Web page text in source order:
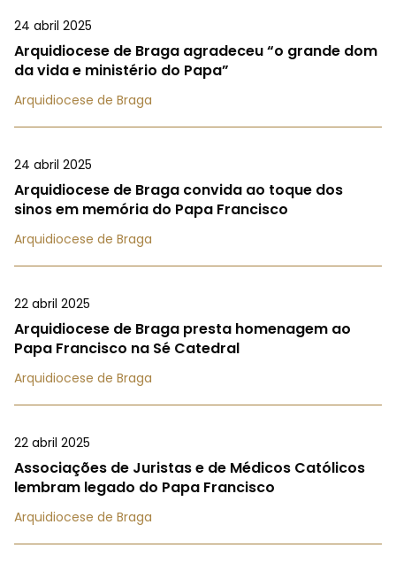
24 abril 2025
Arquidiocese de Braga agradeceu “o grande dom
da vida e ministério do Papa”
Arquidiocese de Braga
24 abril 2025
Arquidiocese de Braga convida ao toque dos
sinos em memória do Papa Francisco
Arquidiocese de Braga
22 abril 2025
Arquidiocese de Braga presta homenagem ao
Papa Francisco na Sé Catedral
Arquidiocese de Braga
22 abril 2025
Associações de Juristas e de Médicos Católicos
lembram legado do Papa Francisco
Arquidiocese de Braga